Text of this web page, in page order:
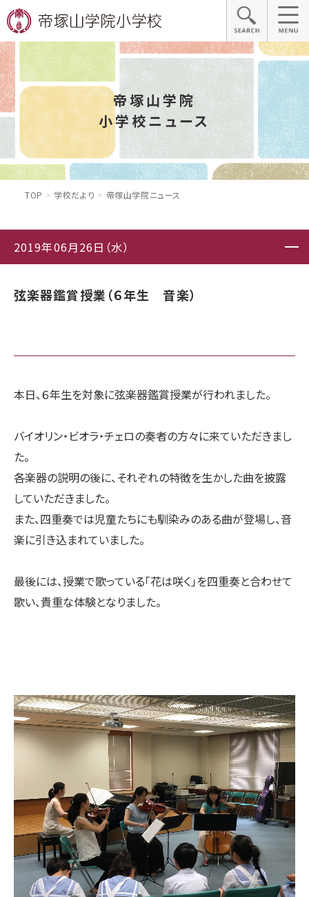
帝塚山学院
小学校ニュース
TOP 学校だより 帝塚山学院ニュース
2019年06月26日（水）
弦楽器鑑賞授業（６年生 音楽）
本日、６年生を対象に弦楽器鑑賞授業が行われました。
バイオリン・ビオラ・チェロの奏者の方々に来ていただきまし
た。
各楽器の説明の後に、それぞれの特徴を生かした曲を披露
していただきました。
また、四重奏では児童たちにも馴染みのある曲が登場し、音
楽に引き込まれていました。
最後には、授業で歌っている「花は咲く」を四重奏と合わせて
歌い、貴重な体験となりました。